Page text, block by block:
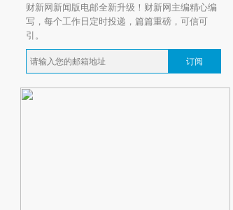
财新网新闻版电邮全新升级！财新网主编精心编
写，每个工作日定时投递，篇篇重磅，可信可
引。
订阅